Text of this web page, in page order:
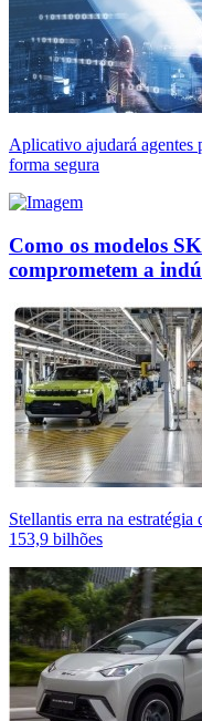
Aplicativo ajudará agentes
forma segura
Como os modelos
comprometem a
Stellantis erra na
153,9 bilhões